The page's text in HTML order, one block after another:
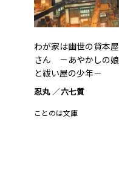
わが家は幽世の貸本屋
さん －あやかしの娘
と祓い屋の少年－
忍丸 六七質
ことのは文庫